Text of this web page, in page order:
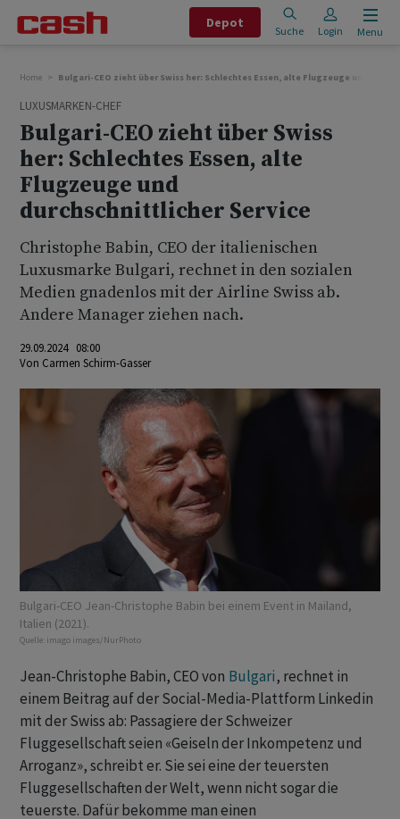
Depot
Suche Login Menu
Home Bulgari-CEO zieht über Swiss her: Schlechtes Essen, alte Flugzeuge und
LUXUSMARKEN-CHEF
Bulgari-CEO zieht über Swiss
her: Schlechtes Essen, alte
Flugzeuge und
durchschnittlicher Service
Christophe Babin, CEO der italienischen
Luxusmarke Bulgari, rechnet in den sozialen
Medien gnadenlos mit der Airline Swiss ab.
Andere Manager ziehen nach.
29.09.2024 08:00
Von Carmen Schirm-Gasser
Bulgari-CEO Jean-Christophe Babin bei einem Event in Mailand,
Italien (2021).
Quelle: imago images/NurPhoto
Jean-Christophe Babin, CEO von Bulgari, rechnet in
einem Beitrag auf der Social-Media-Plattform Linkedin
mit der Swiss ab: Passagiere der Schweizer
Fluggesellschaft seien «Geiseln der Inkompetenz und
Arroganz», schreibt er. Sie sei eine der teuersten
Fluggesellschaften der Welt, wenn nicht sogar die
teuerste. Dafür bekomme man einen